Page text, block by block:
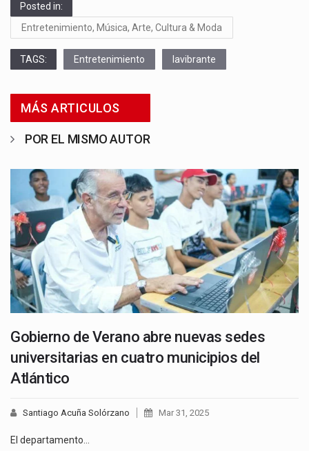
Posted in:
Entretenimiento, Música, Arte, Cultura & Moda
TAGS: Entretenimiento lavibrante
MÁS ARTICULOS
POR EL MISMO AUTOR
Gobierno de Verano abre nuevas sedes
universitarias en cuatro municipios del
Atlántico
Santiago Acuña Solórzano Mar 31, 2025
El departamento…